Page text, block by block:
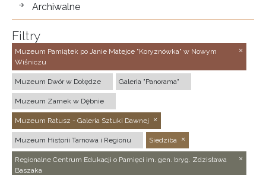
Archiwalne
Filtry
Muzeum Pamiątek po Janie Matejce "Koryznówka" w Nowym
Wiśniczu
Muzeum Dwór w Dołędze Galeria "Panorama"
Muzeum Zamek w Dębnie
Muzeum Ratusz - Galeria Sztuki Dawnej
Muzeum Historii Tarnowa i Regionu Siedziba
Regionalne Centrum Edukacji o Pamięci im. gen. bryg. Zdzisława
Baszaka